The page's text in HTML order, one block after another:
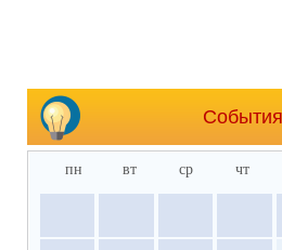
События
пн вт ср чт